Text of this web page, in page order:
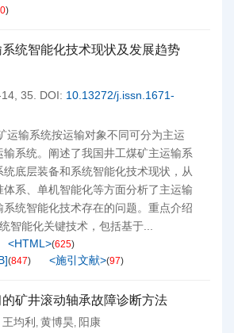
)
统智能化技术现状及发展趋势
35.
DOI: 10.13272/j.issn.1671-
运输系统按运输对象不同可分为主运
输系统。阐述了我国井工煤矿主运输系
底层装备和系统智能化技术现状，从
体系、单机智能化等方面分析了主运输
系统智能化技术存在的问题。重点介绍
智能化关键技术，包括基于...
<HTML>(625)
](847) <施引文献>(97)
矿井滚动轴承故障诊断方法
王均利 , 黄博昊, 阳康